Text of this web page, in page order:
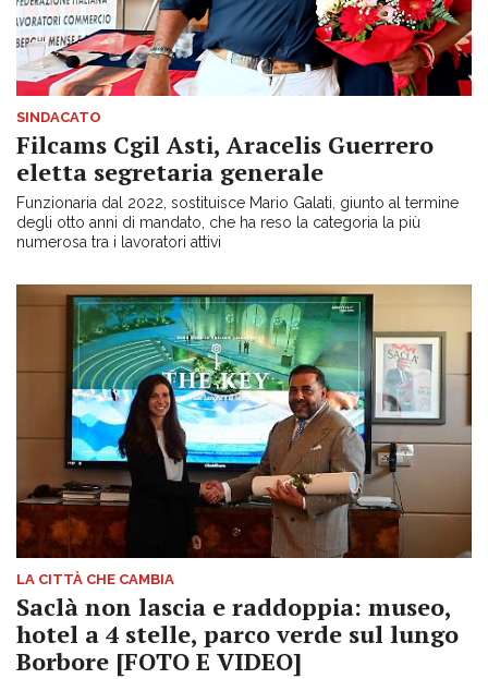
SINDACATO
Filcams Cgil Asti, Aracelis Guerrero
eletta segretaria generale
Funzionaria dal 2022, sostituisce Mario Galati, giunto al termine
degli otto anni di mandato, che ha reso la categoria la più
numerosa tra i lavoratori attivi
LA CITTÀ CHE CAMBIA
Saclà non lascia e raddoppia: museo,
hotel a 4 stelle, parco verde sul lungo
Borbore [FOTO E VIDEO]